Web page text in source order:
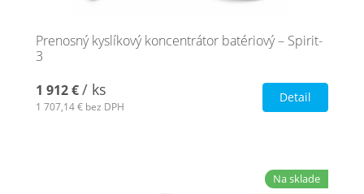
Prenosný kyslíkový koncentrátor batériový – Spirit-
3
1 912 €/ ks
1 707,14 € bez DPH
Detail
Na sklade